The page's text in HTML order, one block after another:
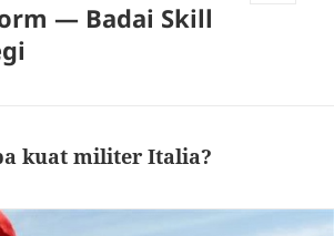
— Badai Skill
kuat militer Italia?